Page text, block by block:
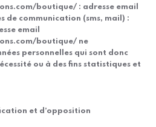
boutique/ : adresse email
de communication (sms, mail) :
email
boutique/ ne
personnelles qui sont donc
ou à des fins statistiques et
et d’opposition